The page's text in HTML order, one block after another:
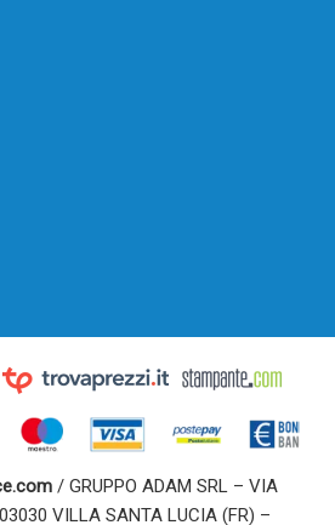
/ GRUPPO ADAM SRL – VIA
VILLA SANTA LUCIA (FR) –